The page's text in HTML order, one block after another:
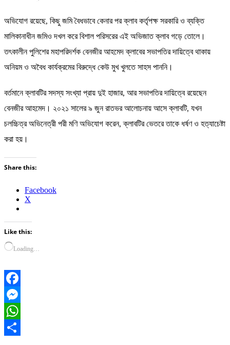
অভিযোগ রয়েছে, কিছু জমি বৈধভাবে কেনার পর ক্লাব কর্তৃপক্ষ সরকারি ও ব্যক্তি
মালিকানাধীন জমিও দখল করে বিশাল পরিসরের এই অভিজাত ক্লাব গড়ে তোলে।
তৎকালীন পুলিশের মহাপরিদর্শক বেনজীর আহমেদ ক্লাবের সভাপতির দায়িত্বে থাকায়
অনিয়ম ও অবৈধ কার্যক্রমের বিরুদ্ধে কেউ মুখ খুলতে সাহস পাননি।
বর্তমানে ক্লাবটির সদস্য সংখ্যা প্রায় দুই হাজার, আর সভাপতির দায়িত্বে রয়েছেন
বেনজীর আহমেদ। ২০২১ সালের ৯ জুন রাতভর আলোচনায় আসে ক্লাবটি, যখন
চলচ্চিত্র অভিনেত্রী পরী মণি অভিযোগ করেন, ক্লাবটির ভেতরে তাকে ধর্ষণ ও হত্যাচেষ্টা
করা হয়।
Share this:
Facebook
X
Like this:
Loading…
Facebook
Messenger
WhatsApp